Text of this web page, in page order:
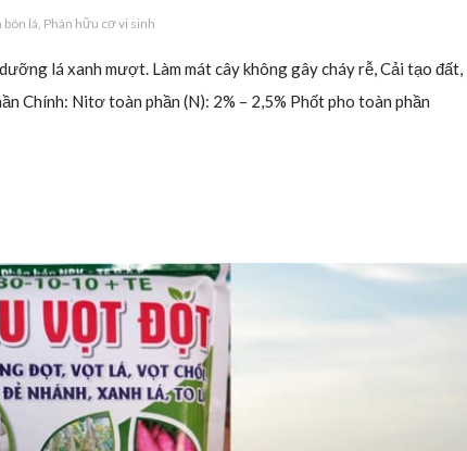
bón lá, Phân hữu cơ vi sinh
lá xanh mượt. Làm mát cây không gây cháy rễ, Cải tạo đất,
Chính: Nitơ toàn phần (N): 2% – 2,5% Phốt pho toàn phần